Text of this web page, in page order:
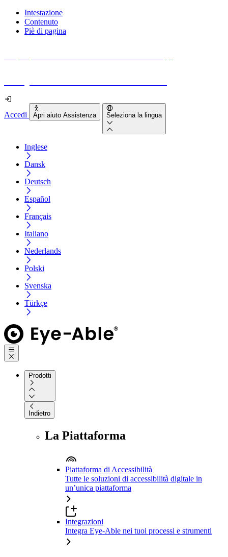
Intestazione
Contenuto
Piè di pagina
Accedi Apri aiuto Assistenza Seleziona la lingua
Inglese
Dansk
Deutsch
Español
Français
Italiano
Nederlands
Polski
Svenska
Türkçe
Prodotti
Indietro
La Piattaforma
Piattaforma di Accessibilità
Tutte le soluzioni di accessibilità digitale in
un’unica piattaforma
Integrazioni
Integra Eye-Able nei tuoi processi e strumenti